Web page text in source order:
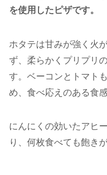
を使用したピザです。
ホタテは甘みが強く火
ず、柔らかくプリプリ
す。ベーコンとトマト
め、食べ応えのある食
にんにくの効いたアヒ
り、何枚食べても飽き